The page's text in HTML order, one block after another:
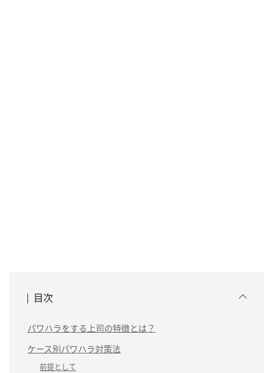
目次
パワハラをする上司の特徴とは？
ケース別パワハラ対策法
前提として